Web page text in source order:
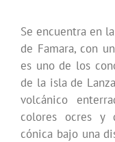
Se encuentra en
de Famara, con
es uno de los
de la isla de
volcánico
colores ocres y
cónica bajo una